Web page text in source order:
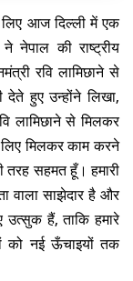
आज दिल्ली में एक
नेपाल की राष्ट्रीय
रवि लामिछाने से
हुए उन्होंने लिखा,
लामिछाने से मिलकर
मिलकर काम करने
सहमत हूँ। हमारी
वाला साझेदार है और
हैं, ताकि हमारे
को नई ऊँचाइयों तक